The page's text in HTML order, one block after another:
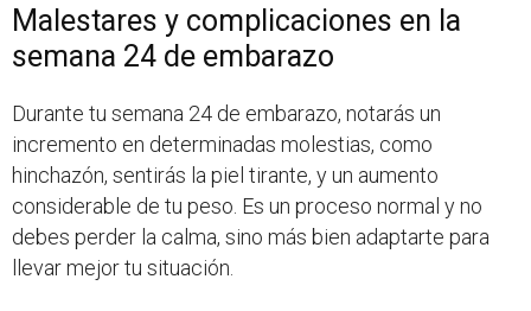
Malestares y complicaciones en la
semana 24 de embarazo
Durante tu semana 24 de embarazo, notarás un
incremento en determinadas molestias, como
hinchazón, sentirás la piel tirante, y un aumento
considerable de tu peso. Es un proceso normal y no
debes perder la calma, sino más bien adaptarte para
llevar mejor tu situación.